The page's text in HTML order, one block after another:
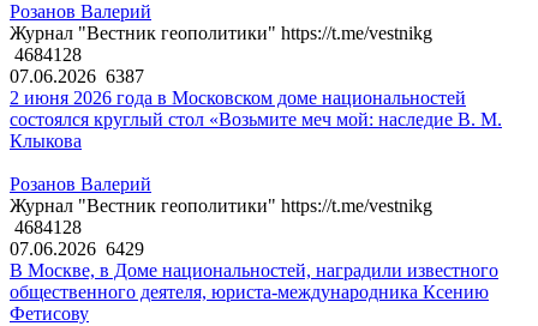
Розанов Валерий
Журнал "Вестник геополитики" https://t.me/vestnikg
4684128
07.06.2026 6387
2 июня 2026 года в Московском доме национальностей
состоялся круглый стол «Возьмите меч мой: наследие В. М.
Клыкова
Розанов Валерий
Журнал "Вестник геополитики" https://t.me/vestnikg
4684128
07.06.2026 6429
В Москве, в Доме национальностей, наградили известного
общественного деятеля, юриста-международника Ксению
Фетисову